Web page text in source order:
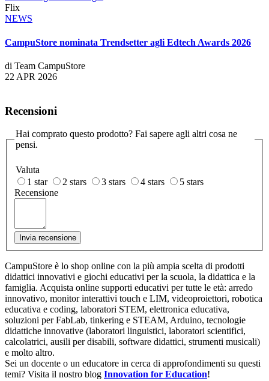
Flix
NEWS
CampuStore nominata Trendsetter agli Edtech Awards 2026
di Team CampuStore
22 APR 2026
Recensioni
Hai comprato questo prodotto? Fai sapere agli altri cosa ne
pensi.
Valuta
1 star
2 stars 3 stars 4 stars
5 stars
Recensione
Invia recensione
CampuStore è lo shop online con la più ampia scelta di prodotti
didattici innovativi e giochi educativi per la scuola, la didattica e la
famiglia. Acquista online supporti educativi per tutte le età: arredo
innovativo, monitor interattivi touch e LIM, videoproiettori, robotica
educativa e coding, laboratori STEM, elettronica educativa,
soluzioni per FabLab, tinkering e STEAM, Arduino, tecnologie
didattiche innovative (laboratori linguistici, laboratori scientifici,
calcolatrici, ausili per disabili, software didattici, strumenti musicali)
e molto altro.
Sei un docente o un educatore in cerca di approfondimenti su questi
temi? Visita il nostro blog Innovation for Education!